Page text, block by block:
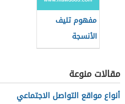
مفهوم تليف
الأنسجة
مقالات منوعة
أنواع مواقع التواصل الاجتماعي